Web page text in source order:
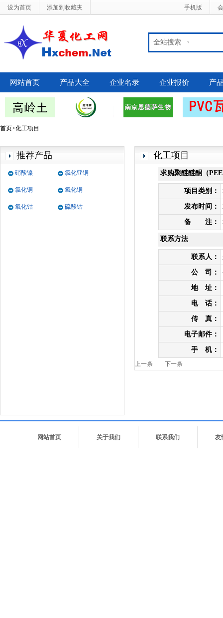
设为首页 添加到收藏夹 手机版
全站搜索
网站首页 产品大全 企业名录 企业报价 产
首页>化工项目
推荐产品
硝酸镍 氯化亚铜
氯化铜 氧化铜
氧化钴 硫酸钴
化工项目
求购聚醚醚酮（
项目类别：
发布时间：
备 注：
联系方法
联系人：
公 司：
地 址：
电 话：
传 真：
电子邮件：
手 机：
上一条
下一条
网站首页 关于我们 联系我们 友